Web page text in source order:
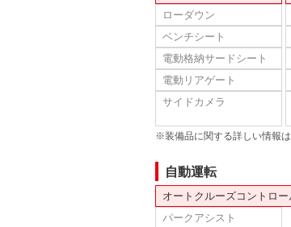
ローダウン
ベンチシート
電動格納サードシート
電動リアゲート
サイドカメラ
※装備品に関する詳しい情報
自動運転
オートクルーズコントロー
パークアシスト